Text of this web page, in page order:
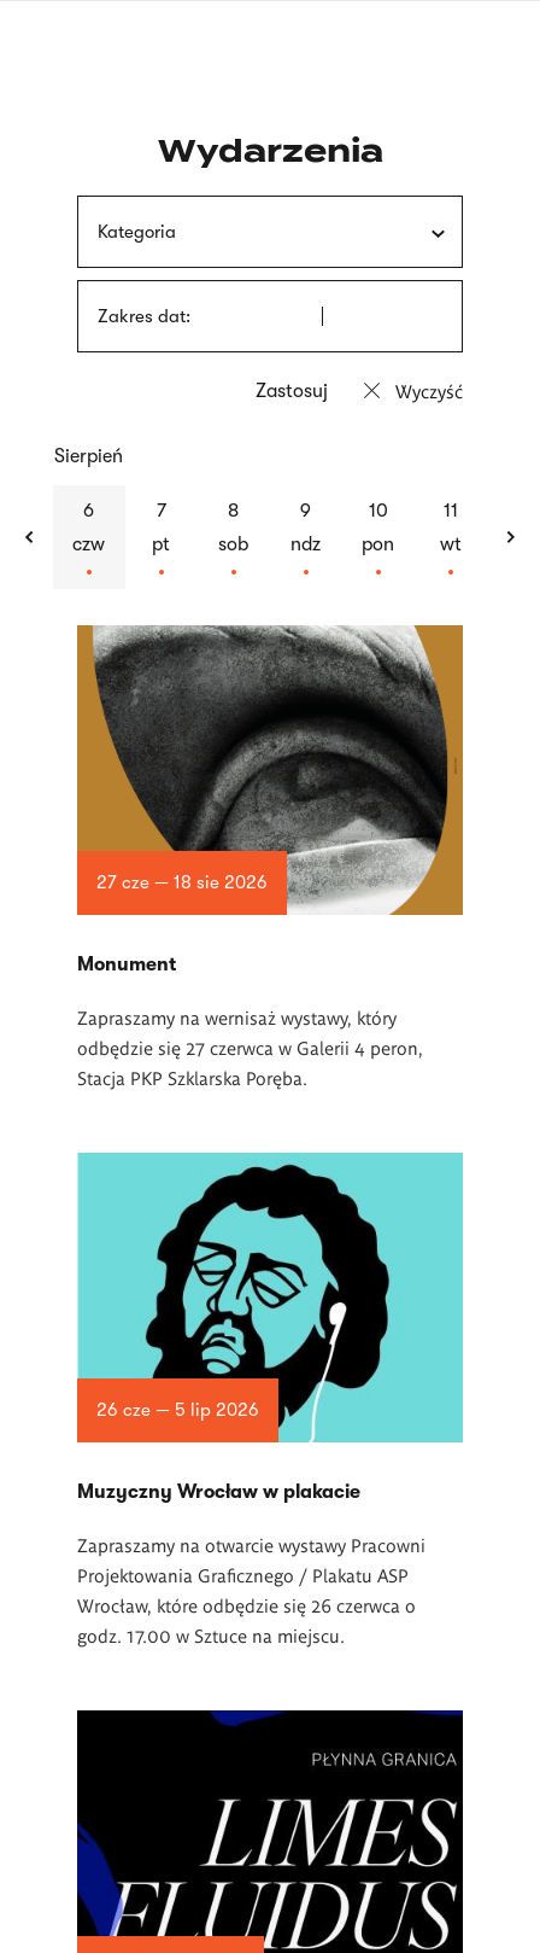
Wydarzenia
Kategoria
Zakres dat:
Wyczyść
previous
Sierpień
6
czw
7
pt
8
sob
9
ndz
10
pon
11
wt
artykułów
27 cze — 18 sie 2026
Monument
Zapraszamy na wernisaż wystawy, który
odbędzie się 27 czerwca w Galerii 4 peron,
Stacja PKP Szklarska Poręba.
26 cze — 5 lip 2026
Muzyczny Wrocław w plakacie
Zapraszamy na otwarcie wystawy Pracowni
Projektowania Graficznego / Plakatu ASP
Wrocław, które odbędzie się 26 czerwca o
godz. 17.00 w Sztuce na miejscu.